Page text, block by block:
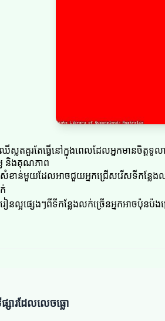
ស្លតគួរតែធ្វើនៅក្នុងពេលដែលអ្នកមានចិត្
ៃ និងគុណភាព
ាសំខាន់មួយដែលអាចជួយអ្នកជ្រើសរើសទីកន្លែ
ៀនល្អផ្សេងៗពីទីកន្លែងលក់ច្រើនអ្នកអាចប៉ុ
ារដែលលេចធ្លោ